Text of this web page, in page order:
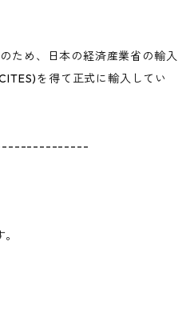
め、日本の経済産業省の輸入
を得て正式に輸入してい